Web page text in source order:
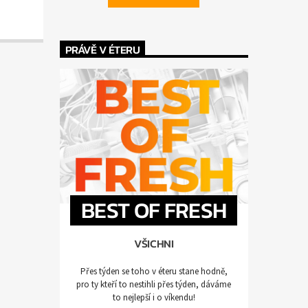
PRÁVĚ V ÉTERU
BEST OF FRESH
VŠICHNI
Přes týden se toho v éteru stane hodně,
pro ty kteří to nestihli přes týden, dáváme
to nejlepší i o víkendu!